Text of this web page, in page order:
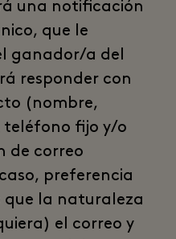
una notificación
que le
ganador/a del
responder con
(nombre,
teléfono fijo y/o
de correo
preferencia
que la naturaleza
el correo y